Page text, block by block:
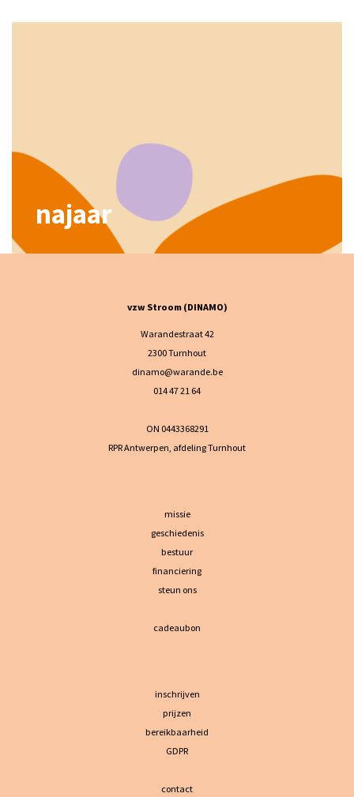
najaar
vzw Stroom (DINAMO)
Warandestraat 42
2300 Turnhout
dinamo@warande.be
014 47 21 64
ON 0443368291
RPR Antwerpen, afdeling Turnhout
missie
geschiedenis
bestuur
financiering
steun ons
cadeaubon
inschrijven
prijzen
bereikbaarheid
GDPR
contact